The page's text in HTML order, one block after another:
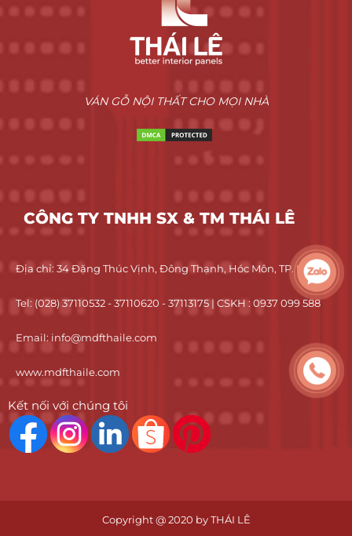
VÁN GỖ NỘI THẤT CHO MỌI NHÀ
CÔNG TY TNHH SX & TM THÁI LÊ
Địa chỉ: 34 Đặng Thúc Vịnh, Đông Thạnh, Hóc Môn, TP. HCM
Tel: (028) 37110532 - 37110620 - 37113175 | CSKH : 0937 099 588
Email: info@mdfthaile.com
www.mdfthaile.com
Kết nối với chúng tôi
Copyright @ 2020 byTHÁI LÊ